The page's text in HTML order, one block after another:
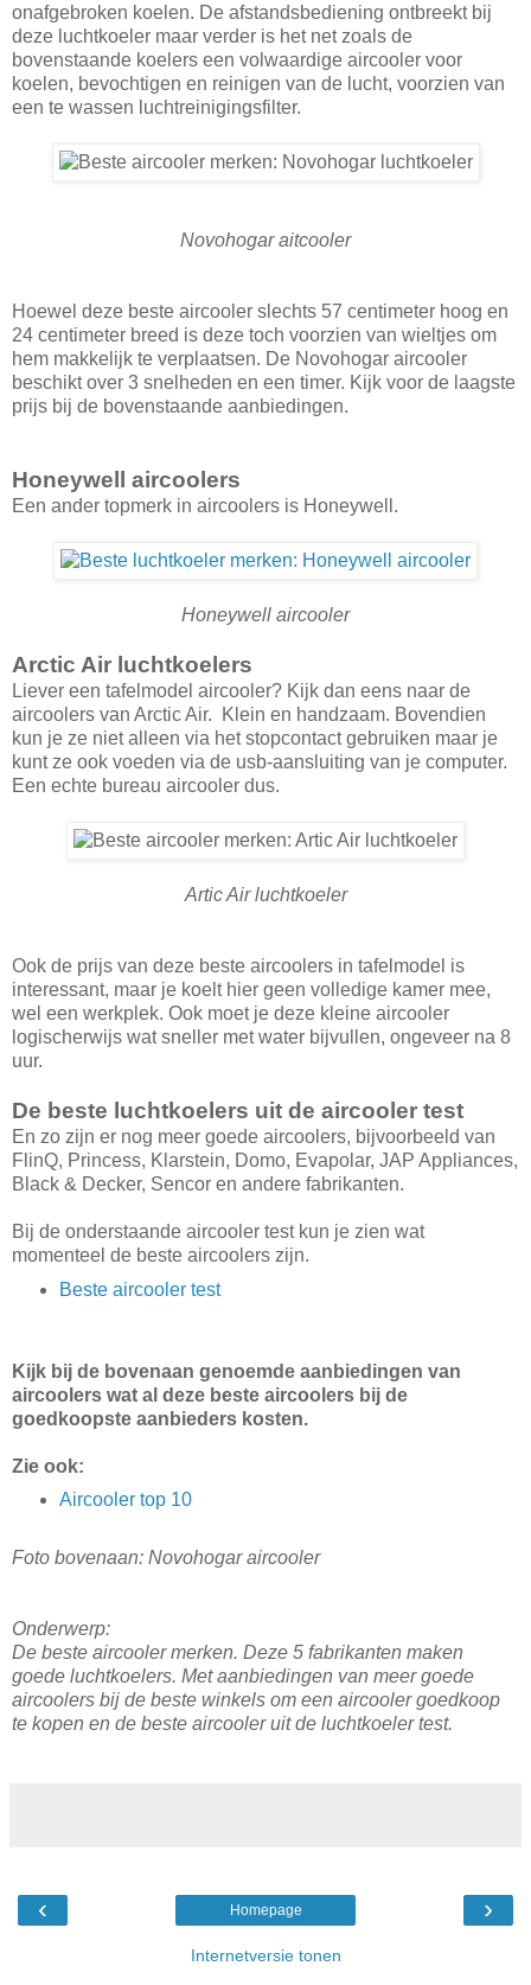
onafgebroken koelen. De afstandsbediening ontbreekt bij
deze luchtkoeler maar verder is het net zoals de
bovenstaande koelers een volwaardige aircooler voor
koelen, bevochtigen en reinigen van de lucht, voorzien van
een te wassen luchtreinigingsfilter.
Novohogar aitcooler
Hoewel deze beste aircooler slechts 57 centimeter hoog en
24 centimeter breed is deze toch voorzien van wieltjes om
hem makkelijk te verplaatsen. De Novohogar aircooler
beschikt over 3 snelheden en een timer. Kijk voor de laagste
prijs bij de bovenstaande aanbiedingen.
Honeywell aircoolers
Een ander topmerk in aircoolers is Honeywell.
Honeywell aircooler
Arctic Air luchtkoelers
Liever een tafelmodel aircooler? Kijk dan eens naar de
aircoolers van Arctic Air. Klein en handzaam. Bovendien
kun je ze niet alleen via het stopcontact gebruiken maar je
kunt ze ook voeden via de usb-aansluiting van je computer.
Een echte bureau aircooler dus.
Artic Air luchtkoeler
Ook de prijs van deze beste aircoolers in tafelmodel is
interessant, maar je koelt hier geen volledige kamer mee,
wel een werkplek. Ook moet je deze kleine aircooler
logischerwijs wat sneller met water bijvullen, ongeveer na 8
uur.
De beste luchtkoelers uit de aircooler test
En zo zijn er nog meer goede aircoolers, bijvoorbeeld van
FlinQ, Princess, Klarstein, Domo, Evapolar, JAP Appliances,
Black & Decker, Sencor en andere fabrikanten.
Bij de onderstaande aircooler test kun je zien wat
momenteel de beste aircoolers zijn.
Beste aircooler test
Kijk bij de bovenaan genoemde aanbiedingen van
aircoolers wat al deze beste aircoolers bij de
goedkoopste aanbieders kosten.
Zie ook:
Aircooler top 10
Foto bovenaan: Novohogar aircooler
Onderwerp:
De beste aircooler merken. Deze 5 fabrikanten maken
goede luchtkoelers. Met aanbiedingen van meer goede
aircoolers bij de beste winkels om een aircooler goedkoop
te kopen en de beste aircooler uit de luchtkoeler test.
‹ ›
Homepage
Internetversie tonen